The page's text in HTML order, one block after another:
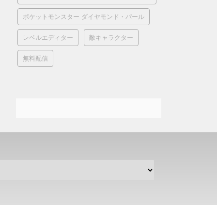
ポケットモンスター ダイヤモンド・パール
レベルエディター 敵キャラクター
無料配信